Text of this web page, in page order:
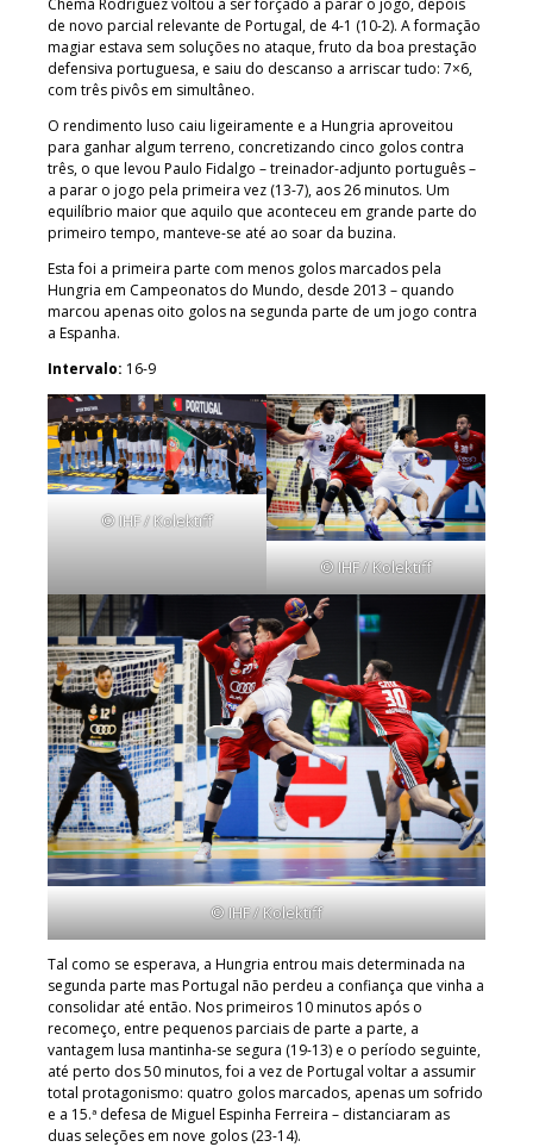
Chema Rodriguez voltou a ser forçado a parar o jogo, depois
de novo parcial relevante de Portugal, de 4-1 (10-2). A formação
magiar estava sem soluções no ataque, fruto da boa prestação
defensiva portuguesa, e saiu do descanso a arriscar tudo: 7×6,
com três pivôs em simultâneo.
O rendimento luso caiu ligeiramente e a Hungria aproveitou
para ganhar algum terreno, concretizando cinco golos contra
três, o que levou Paulo Fidalgo – treinador-adjunto português –
a parar o jogo pela primeira vez (13-7), aos 26 minutos. Um
equilíbrio maior que aquilo que aconteceu em grande parte do
primeiro tempo, manteve-se até ao soar da buzina.
Esta foi a primeira parte com menos golos marcados pela
Hungria em Campeonatos do Mundo, desde 2013 – quando
marcou apenas oito golos na segunda parte de um jogo contra
a Espanha.
Intervalo: 16-9
© IHF / Kolektiff
© IHF / Kolektiff
© IHF / Kolektiff
Tal como se esperava, a Hungria entrou mais determinada na
segunda parte mas Portugal não perdeu a confiança que vinha a
consolidar até então. Nos primeiros 10 minutos após o
recomeço, entre pequenos parciais de parte a parte, a
vantagem lusa mantinha-se segura (19-13) e o período seguinte,
até perto dos 50 minutos, foi a vez de Portugal voltar a assumir
total protagonismo: quatro golos marcados, apenas um sofrido
e a 15.ª defesa de Miguel Espinha Ferreira – distanciaram as
duas seleções em nove golos (23-14).